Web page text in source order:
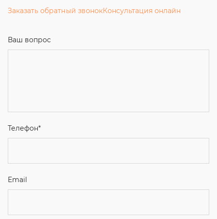
Заказать обратный звонокКонсультация онлайн
Ваш вопрос